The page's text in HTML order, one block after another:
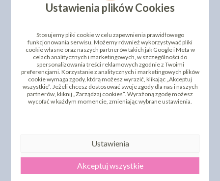
PRODUKTY PODOBNE
INNI KLIENCI KUPILI TEŻ
OCYNOWANA DNO
PŁASKIE ŚR 24CM
WYSOKA OCYNOWANA
30CM X 25CM X 6CM
Ustawienia plików Cookies
Stosujemy pliki cookie w celu zapewnienia prawidłowego
funkcjonowania serwisu. Możemy również wykorzystywać pliki
cookie własne oraz naszych partnerów takich jak Google i Meta w
celach analitycznych i marketingowych, w szczególności do
spersonalizowania treści reklamowych zgodnie z Twoimi
preferencjami. Korzystanie z analitycznych i marketingowych plików
cookie wymaga zgody, którą możesz wyrazić, klikając „Akceptuj
wszystkie”. Jeżeli chcesz dostosować swoje zgody dla nas i naszych
partnerów, kliknij „Zarządzaj cookies”. Wyrażoną zgodę możesz
wycofać w każdym momencie, zmieniając wybrane ustawienia.
Ustawienia
Akceptuj wszystkie